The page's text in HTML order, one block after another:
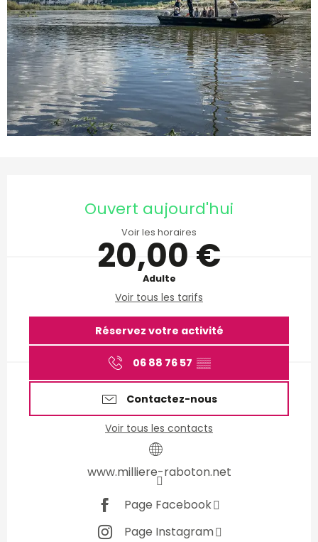
Ouvert aujourd'hui
Voir les horaires
20,00 €
Adulte
Voir tous les tarifs
Réservez votre activité
06 88 76 57 ▒▒
Contactez-nous
Voir tous les contacts
www.milliere-raboton.net
Page Facebook
Page Instagram